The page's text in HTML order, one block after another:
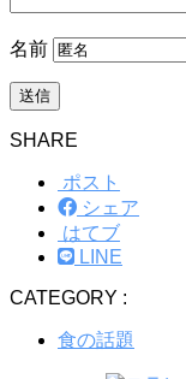
名前
SHARE
ポスト
シェア
はてブ
LINE
CATEGORY :
食の話題